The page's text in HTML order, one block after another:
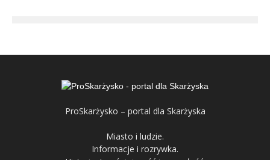
ProSkarżysko – portal dla Skarżyska
Miasto i ludzie.
Informacje i rozrywka.